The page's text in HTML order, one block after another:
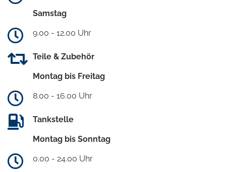
Samstag
9.00 - 12.00 Uhr
Teile & Zubehör
Montag bis Freitag
8.00 - 16.00 Uhr
Tankstelle
Montag bis Sonntag
0.00 - 24.00 Uhr